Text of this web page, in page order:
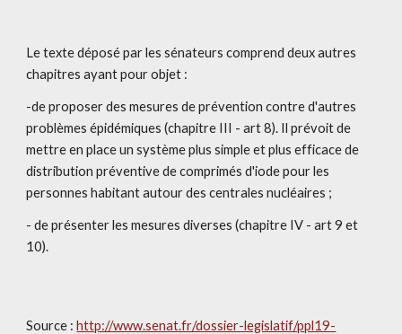
Le texte déposé par les sénateurs comprend deux autres
chapitres ayant pour objet :
-de proposer des mesures de prévention contre d'autres
problèmes épidémiques (chapitre III - art 8). Il prévoit de
mettre en place un système plus simple et plus efficace de
distribution préventive de comprimés d'iode pour les
personnes habitant autour des centrales nucléaires ;
- de présenter les mesures diverses (chapitre IV - art 9 et
10).
Source : http://www.senat.fr/dossier-legislatif/ppl19-